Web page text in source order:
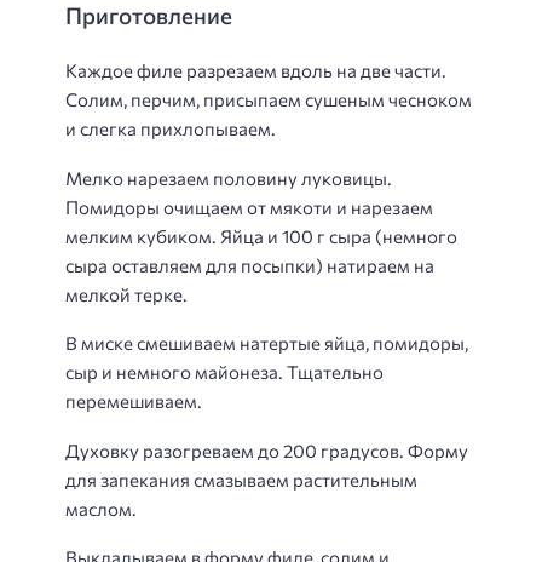
Приготовление
Каждое филе разрезаем вдоль на две части.
Солим, перчим, присыпаем сушеным чесноком
и слегка прихлопываем.
Мелко нарезаем половину луковицы.
Помидоры очищаем от мякоти и нарезаем
мелким кубиком. Яйца и 100 г сыра (немного
сыра оставляем для посыпки) натираем на
мелкой терке.
В миске смешиваем натертые яйца, помидоры,
сыр и немного майонеза. Тщательно
перемешиваем.
Духовку разогреваем до 200 градусов. Форму
для запекания смазываем растительным
маслом.
Выкладываем в форму филе, солим и